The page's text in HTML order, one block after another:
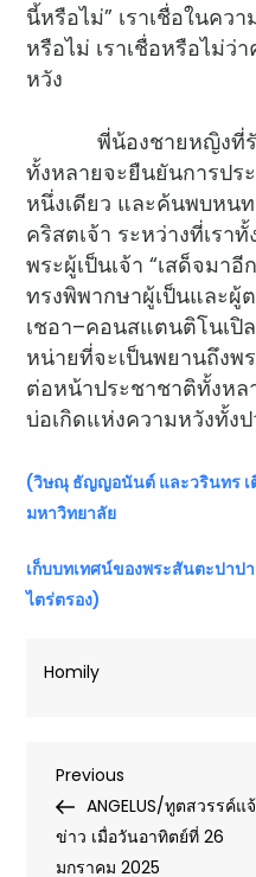
นี้หรือไม่” เราเชื่อในคว
หรือไม่ เราเชื่อหรือไม่ว่
หวัง
พี่น้องชายหญิงที่รัก
ทั้งหลายจะยืนยันการปร
หนึ่งเดียว และค้นพบหน
คริสตเจ้า ระหว่างที่เรา
พระผู้เป็นเจ้า “เสด็จมา
ทรงพิพากษาผู้เป็นและ
เชอา–คอนสแตนติโนเปิ
หน่ายที่จะเป็นพยานถึงพ
ต่อหน้าประชาชาติทั้งหล
บ่อเกิดแห่งความหวังทั้งป
(วิษณุ ธัญญอนันต์ และวรินทร เ
มหาวิทยาลัย
เก็บบทเทศน์ของพระสันตะปา
ไตร่ตรอง)
Homily
Post
Previous
Post
Previous
ANGELUS/ทูตสวรรค์แ
ข่าว เมื่อวันอาทิตย์ที่ 26
มกราคม 2025